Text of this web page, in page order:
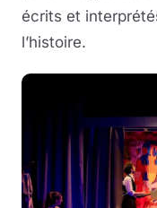
écrits et
l’histoire.